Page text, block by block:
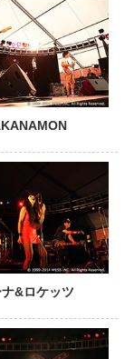
&ロケッツ